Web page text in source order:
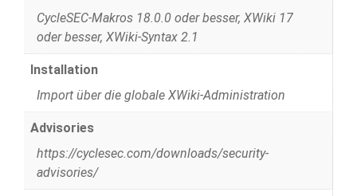
CycleSEC-Makros 18.0.0 oder besser, XWiki 17
oder besser, XWiki-Syntax 2.1
Installation
Import über die globale XWiki-Administration
Advisories
https://cyclesec.com/downloads/security-
advisories/